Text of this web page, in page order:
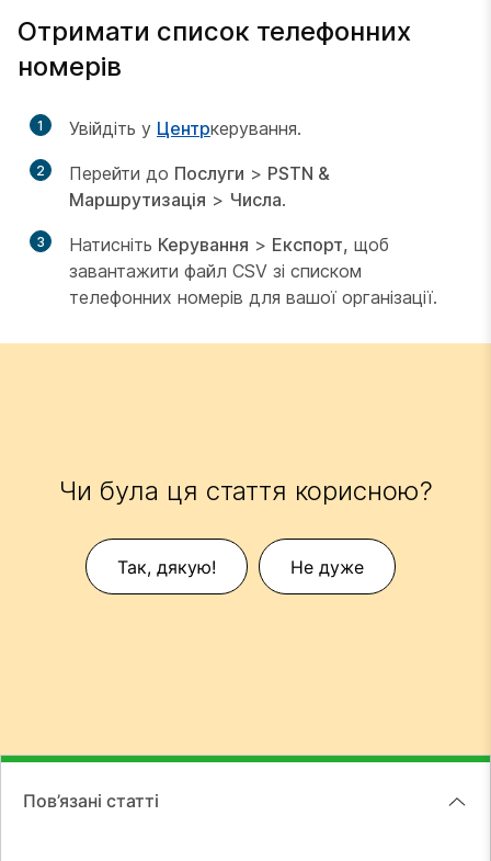
Отримати список телефонних
номерів
1 Увійдіть у Центркерування.
2 Перейти до Послуги > PSTN &
Маршрутизація > Числа.
3 Натисніть Керування > Експорт, щоб
завантажити файл CSV зі списком
телефонних номерів для вашої організації.
Чи була ця стаття корисною?
Так, дякую! Не дуже
Пов’язані статті